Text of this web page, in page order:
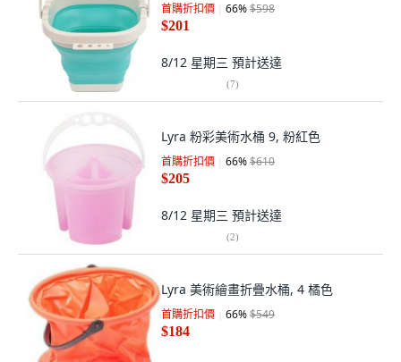
首購折扣價 66%$598
$201
8/12 星期三 預計送達
(7)
Lyra 粉彩美術水桶 9, 粉紅色
首購折扣價 66%$610
$205
8/12 星期三 預計送達
(2)
Lyra 美術繪畫折疊水桶, 4 橘色
首購折扣價 66%$549
$184